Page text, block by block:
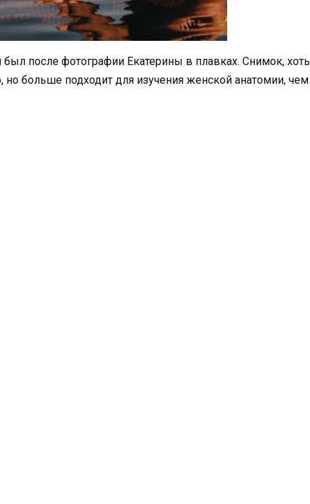
после фотографии Екатерины в плавках. Снимок, хоть
но больше подходит для изучения женской анатомии, чем